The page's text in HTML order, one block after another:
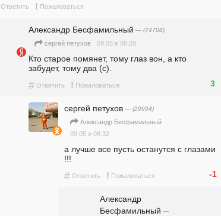
Ответить ! Пожаловаться
Александр Бесфамильный — (74708)
сергей петухов 09.05 в 08:28
Кто старое помянет, тому глаз вон, а кто
забудет, тому два (с).
# Ответить ! Пожаловаться 3
сергей петухов — (29994)
Александр Бесфамильный
09.05 в 08:32
а лучше все пусть останутся с глазами
!!!
# Ответить ! Пожаловаться -1
Александр
Бесфамильный —